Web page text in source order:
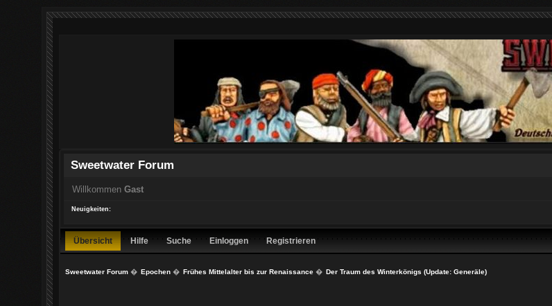
Sweetwater Forum
Willkommen Gast
Neuigkeiten:
Übersicht Hilfe Suche Einloggen Registrieren
Sweetwater Forum� Epochen� Frühes Mittelalter bis zur Renaissance� Der Traum des Winterkönigs (Update: Generäle)